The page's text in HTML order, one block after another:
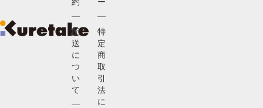
約
配
送
に
つ
い
て
ー
特
定
商
取
引
法
に